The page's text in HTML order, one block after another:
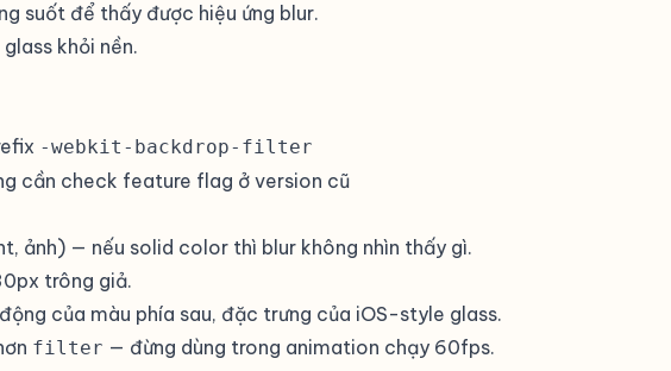
suốt để thấy được hiệu ứng blur.
khỏi nền.
-webkit-backdrop-filter
cần check feature flag ở version cũ
ảnh) — nếu solid color thì blur không nhìn thấy gì.
trông giả.
của màu phía sau, đặc trưng của iOS-style glass.
filter — đừng dùng trong animation chạy 60fps.